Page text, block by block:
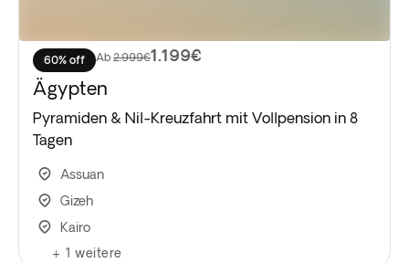
60% off Ab 2.999€1.199€
Ägypten
Pyramiden & Nil-Kreuzfahrt mit Vollpension in 8
Tagen
Assuan
Gizeh
Kairo
+ 1 weitere